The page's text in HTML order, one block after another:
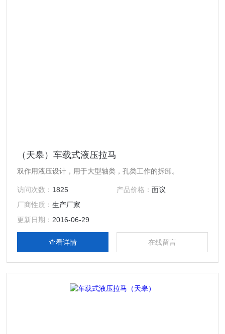
（天皋）车载式液压拉马
双作用液压设计，用于大型轴类，孔类工作的拆卸。
访问次数： 1825 产品价格： 面议
厂商性质：生产厂家
更新日期： 2016-06-29
查看详情 在线留言